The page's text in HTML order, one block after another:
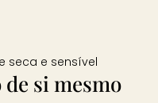
seca e sensível
si mesmo